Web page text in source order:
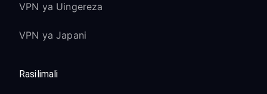
VPN ya Uingereza
VPN ya Japani
Rasilimali